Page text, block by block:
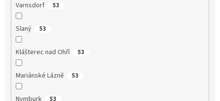
Varnsdorf 53
Slaný 53
Klášterec nad Ohří 53
Mariánské Lázně 53